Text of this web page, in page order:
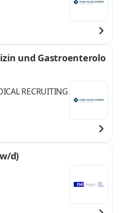
und Gastroenterolo
RECRUITING
d)